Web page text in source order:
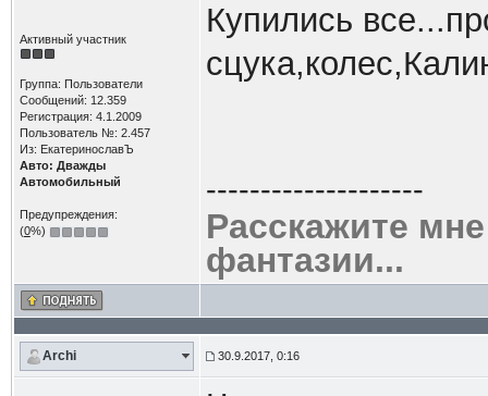
Активный участник
Группа: Пользователи
Сообщений: 12.359
Регистрация: 4.1.2009
Пользователь №: 2.457
Из: ЕкатеринославЪ
Авто: Дважды
Автомобильный
Предупреждения:
(0%)
Купились
--------------------
Расскажите
фантазии...
Archi 30.9.2017, 0:16